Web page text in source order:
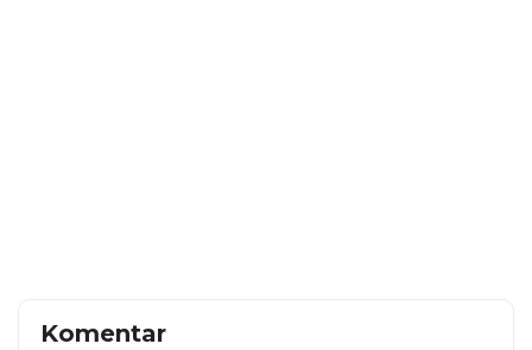
Komentar